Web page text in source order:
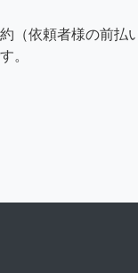
（依頼者様の前払
。